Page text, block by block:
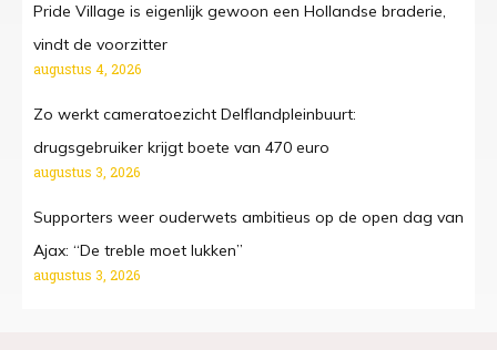
Pride Village is eigenlijk gewoon een Hollandse braderie,
vindt de voorzitter
augustus 4, 2026
Zo werkt cameratoezicht Delflandpleinbuurt:
drugsgebruiker krijgt boete van 470 euro
augustus 3, 2026
Supporters weer ouderwets ambitieus op de open dag van
Ajax: “De treble moet lukken”
augustus 3, 2026